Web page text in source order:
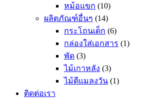
หม้อแขก (10)
ผลิตภัณฑ์อื่นๆ (14)
กระโถนเด็ก (6)
กล่องใส่เอกสาร (1)
พัด (3)
ไม้เกาหลัง (3)
ไม้ตีแมลงวัน (1)
ติดต่อเรา